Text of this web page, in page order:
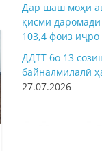
Дар шаш моҳи
қисми
103,4 фоиз
ДДТТ бо 13
байналмилалӣ
27.07.2026